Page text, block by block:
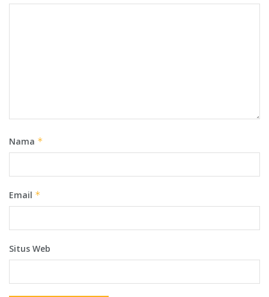
Nama *
Email *
Situs Web